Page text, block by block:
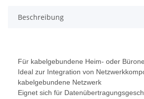
Beschreibung
Für kabelgebundene Heim- oder
Ideal zur Integration von
kabelgebundene Netzwerk
Eignet sich für